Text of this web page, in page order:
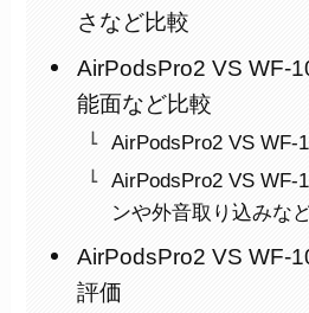
さなど比較
AirPodsPro2 VS WF-
能面など比較
AirPodsPro2 VS WF-
AirPodsPro2 VS WF-
ンや外音取り込みな
AirPodsPro2 VS WF-
評価